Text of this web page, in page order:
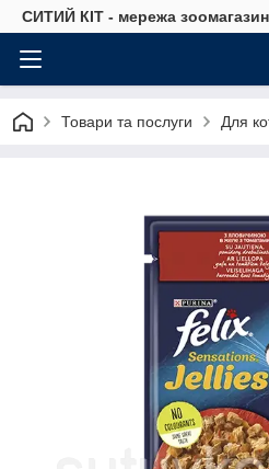
СИТИЙ КІТ - мережа
Товари та послуги Для